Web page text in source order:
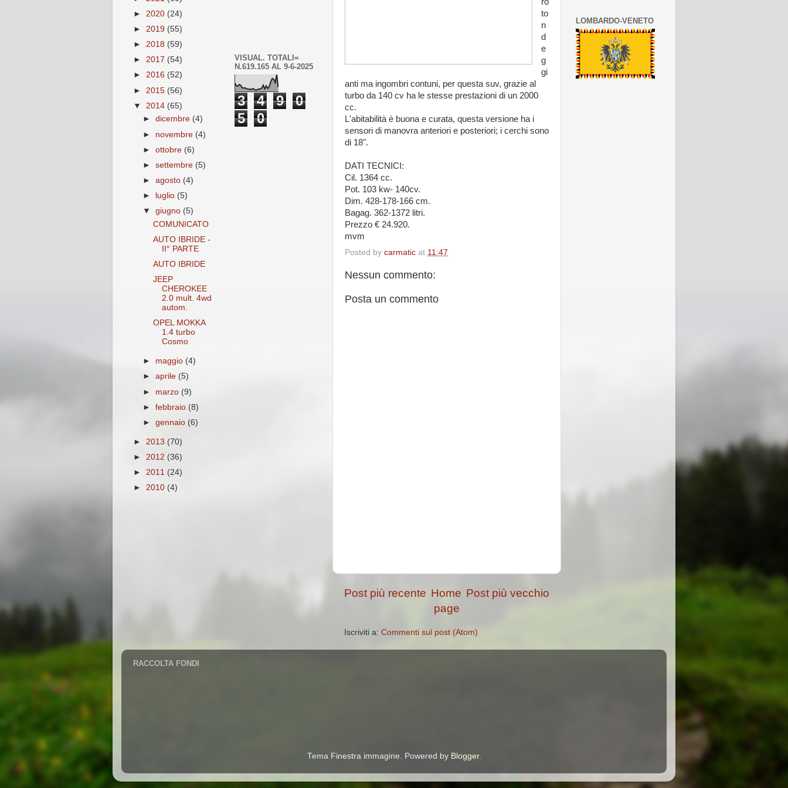
to
n
d
e
g
gi
anti ma ingombri contuni, per questa suv, grazie al
turbo da 140 cv ha le stesse prestazioni di un 2000
cc.
L'abitabilità è buona e curata, questa versione ha i
sensori di manovra anteriori e posteriori; i cerchi sono
di 18".
DATI TECNICI:
Cil. 1364 cc.
Pot. 103 kw- 140cv.
Dim. 428-178-166 cm.
Bagag. 362-1372 litri.
Prezzo € 24.920.
mvm
Posted by carmatic at 11:47
Nessun commento:
Posta un commento
Post più recente Post più vecchio
Home
page
Iscriviti a: Commenti sul post (Atom)
► 2020 (24)
► 2019 (55)
► 2018 (59)
► 2017 (54)
► 2016 (52)
► 2015 (56)
▼ 2014 (65)
►dicembre (4)
► novembre (4)
►ottobre (6)
►settembre (5)
►agosto (4)
►
luglio (5)
▼giugno (5)
COMUNICATO
AUTO IBRIDE -
II° PARTE
AUTO IBRIDE
JEEP
CHEROKEE
2.0 mult. 4wd
autom.
OPEL MOKKA
1.4 turbo
Cosmo
► maggio (4)
►aprile (5)
► marzo (9)
►febbraio (8)
►gennaio (6)
► 2013 (70)
► 2012 (36)
► 2011 (24)
► 2010 (4)
VISUAL. TOTALI=
N.619.165 AL 9-6-2025
3 4 9
0
5
0
LOMBARDO-VENETO
RACCOLTA FONDI
Tema Finestra immagine. Powered by Blogger.